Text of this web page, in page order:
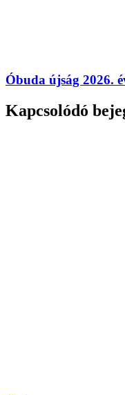
Óbuda újság 2026.
Kapcsolódó